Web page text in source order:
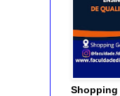
Shopping